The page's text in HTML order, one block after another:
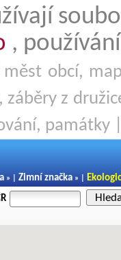
,
měst obcí,
z
památky
» | Zimní značka » |